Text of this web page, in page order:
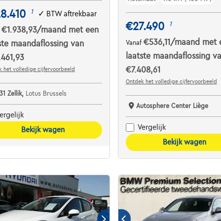
1 ✓ BTW aftrekbaar
€1.938,93/maand met een
maandaflossing van
het volledige cijfervoorbeeld
Zellik, Lotus Brussels
Bekijk wagen
€27.490 1
Vanaf €536,11 /maand met
laatste maandaflossing
€7.408,61
Ontdek het volledige cijfervoorbeeld
Autosphere Center Liège
Vergelijk
Bekijk wagen